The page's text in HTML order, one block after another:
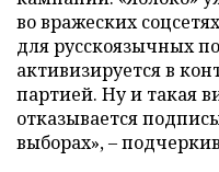
во вражеских
для русскоязычных
активизируется в
партией. Ну и такая
отказывается
выборах», –